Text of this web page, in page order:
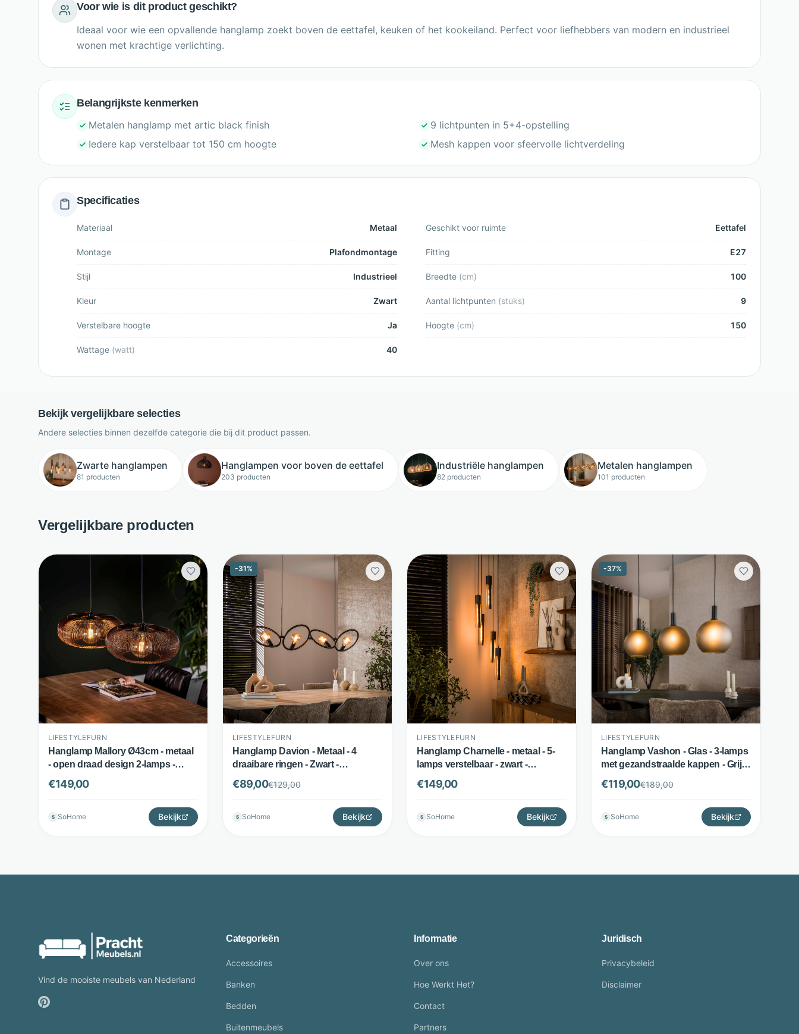
Voor wie is dit product geschikt?
Ideaal voor wie een opvallende hanglamp zoekt boven de eettafel, keuken of het kookeiland. Perfect voor liefhebbers van modern en industrieel
wonen met krachtige verlichting.
Belangrijkste kenmerken
Metalen hanglamp met artic black finish
9 lichtpunten in 5+4-opstelling
Iedere kap verstelbaar tot 150 cm hoogte
Mesh kappen voor sfeervolle lichtverdeling
Specificaties
Materiaal Metaal Geschikt voor ruimte Eettafel
Montage Plafondmontage Fitting E27
Stijl Industrieel Breedte (cm) 100
Kleur Zwart Aantal lichtpunten (stuks) 9
Verstelbare hoogte Ja Hoogte (cm) 150
Wattage (watt) 40
Bekijk vergelijkbare selecties
Andere selecties binnen dezelfde categorie die bij dit product passen.
Zwarte hanglampen
81 producten
Hanglampen voor boven de eettafel
203 producten
Industriële hanglampen
82 producten
Metalen hanglampen
101 producten
Vergelijkbare producten
LIFESTYLEFURN
Hanglamp Mallory Ø43cm - metaal
- open draad design 2-lamps -
zwart nikkel - LifestyleFurn
€149,00
S SoHome Bekijk
-31%
LIFESTYLEFURN
Hanglamp Davion - Metaal - 4
draaibare ringen - Zwart -
LifestyleFurn
€89,00€129,00
S SoHome Bekijk
LIFESTYLEFURN
Hanglamp Charnelle - metaal - 5-
lamps verstelbaar - zwart -
LifestyleFurn
€149,00
S SoHome Bekijk
-37%
LIFESTYLEFURN
Hanglamp Vashon - Glas - 3-lamps
met gezandstraalde kappen - Grijs
- LifestyleFurn
€119,00€189,00
S SoHome Bekijk
Vind de mooiste meubels van Nederland
Categorieën
Accessoires
Banken
Bedden
Buitenmeubels
Informatie
Over ons
Hoe Werkt Het?
Contact
Partners
Juridisch
Privacybeleid
Disclaimer